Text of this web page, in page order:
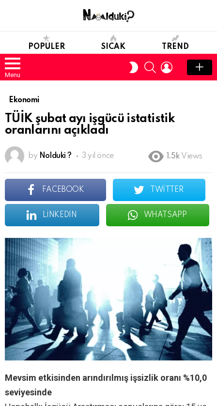
POPULER SICAK TREND
Menu
SWITCH
SKIN
SEARCHLOGIN
Ekonomi
TÜİK şubat ayı işgücü istatistik
oranlarını açıkladı
by Nolduki ? 3 yıl önce 1.5k Views
FACEBOOK TWITTER
LINKEDIN WHATSAPP
Mevsim etkisinden arındırılmış işsizlik oranı %10,0
seviyesinde